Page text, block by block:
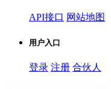
API接口 网站地图
用户入口
登录 注册 合伙人